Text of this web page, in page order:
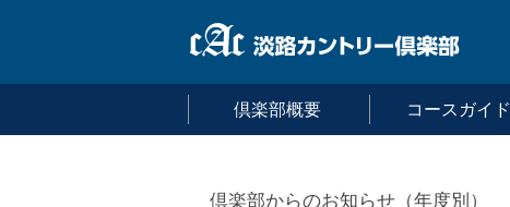
倶楽部概要 コースガイド
倶楽部からのお知らせ（年度別）